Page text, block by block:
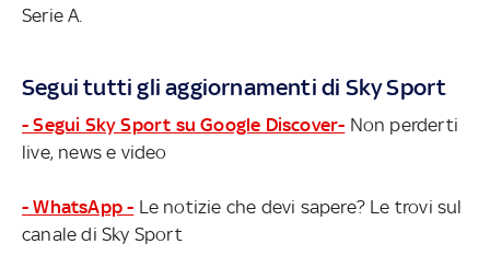
Serie A.
Segui tutti gli aggiornamenti di Sky Sport
- Segui Sky Sport su Google Discover- Non perderti
live, news e video
- WhatsApp - Le notizie che devi sapere? Le trovi sul
canale di Sky Sport